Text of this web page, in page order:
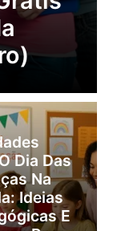
Dia Das
Na
Ideias
E